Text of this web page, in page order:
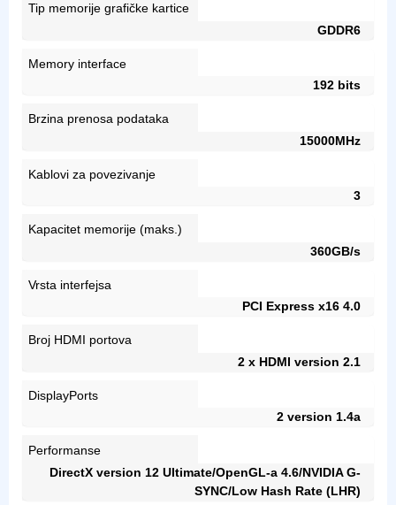
Tip memorije grafičke kartice
GDDR6
Memory interface
192 bits
Brzina prenosa podataka
15000MHz
Kablovi za povezivanje
3
Kapacitet memorije (maks.)
360GB/s
Vrsta interfejsa
PCI Express x16 4.0
Broj HDMI portova
2 x HDMI version 2.1
DisplayPorts
2 version 1.4a
Performanse
DirectX version 12 Ultimate/OpenGL-a 4.6/NVIDIA G-
SYNC/Low Hash Rate (LHR)